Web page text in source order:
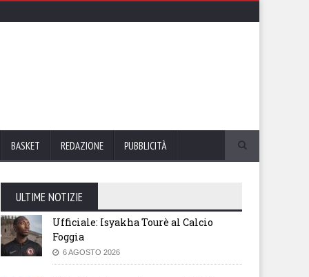
BASKET REDAZIONE PUBBLICITÀ
ULTIME NOTIZIE
Ufficiale: Isyakha Tourè al Calcio
Foggia
6 AGOSTO 2026